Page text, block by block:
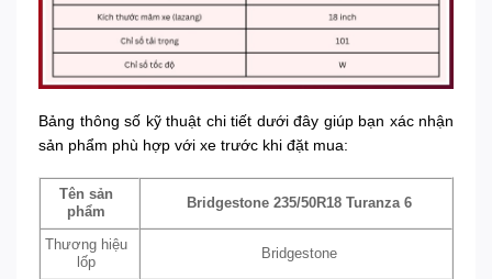
Bảng thông số kỹ thuật chi tiết dưới đây giúp bạn xác nhận
sản phẩm phù hợp với xe trước khi đặt mua:
Tên sản
phẩm
Bridgestone 235/50R18 Turanza 6
Thương hiệu
lốp
Bridgestone